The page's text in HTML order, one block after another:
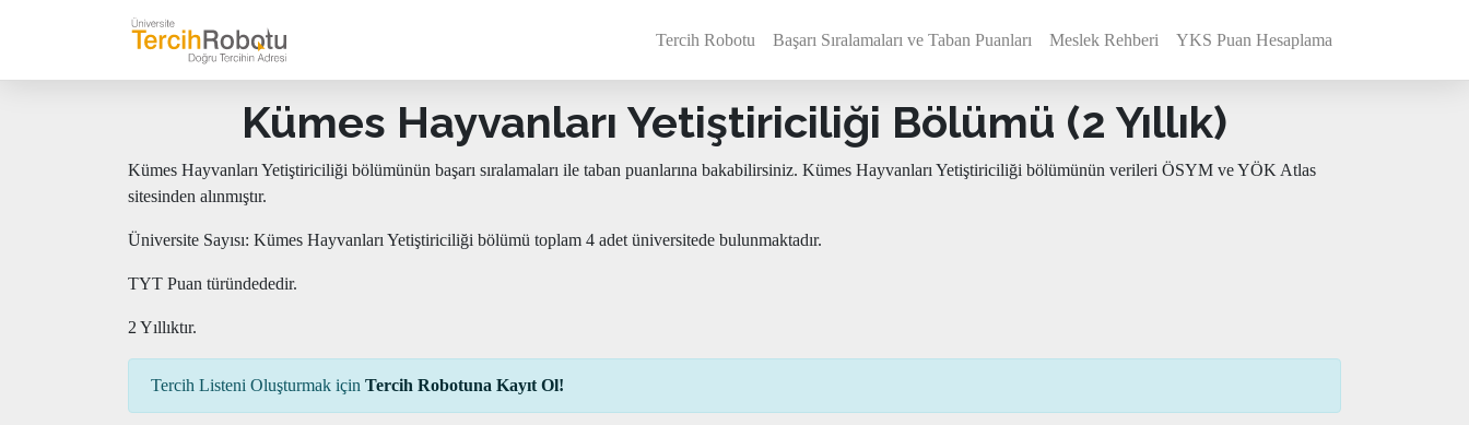
Tercih Robotu Başarı Sıralamaları ve Taban Puanları Meslek Rehberi YKS Puan Hesaplama
Kümes Hayvanları Yetiştiriciliği Bölümü (2 Yıllık)
Kümes Hayvanları Yetiştiriciliği bölümünün başarı sıralamaları ile taban puanlarına bakabilirsiniz. Kümes Hayvanları Yetiştiriciliği bölümünün verileri ÖSYM ve YÖK Atlas
sitesinden alınmıştır.
Üniversite Sayısı: Kümes Hayvanları Yetiştiriciliği bölümü toplam 4 adet üniversitede bulunmaktadır.
TYT Puan türündededir.
2 Yıllıktır.
Tercih Listeni Oluşturmak için Tercih Robotuna Kayıt Ol!